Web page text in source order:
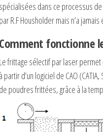
spécialisées dans ce processus
par R.F Housholder mais n’a
Comment fonctionne
Le frittage sélectif par laser
à partir d’un logiciel de CAO
de poudres frittées, grâce à la